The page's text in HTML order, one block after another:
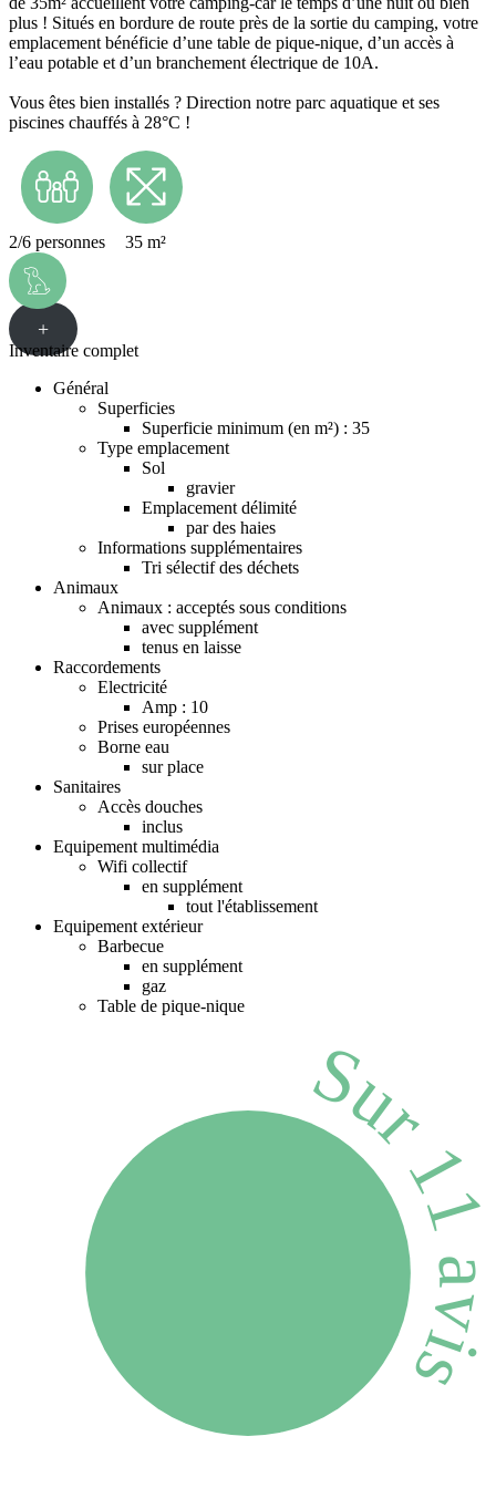
plus ! Situés en bordure de route près de la sortie du camping, votre
emplacement bénéficie d’une table de pique-nique, d’un accès à
l’eau potable et d’un branchement électrique de 10A.
Vous êtes bien installés ? Direction notre parc aquatique et ses
piscines chauffés à 28°C !
2/6 personnes 35 m²
+
Inventaire complet
Général
Superficies
Superficie minimum (en m²) : 35
Type emplacement
Sol
gravier
Emplacement délimité
par des haies
Informations supplémentaires
Tri sélectif des déchets
Animaux
Animaux : acceptés sous conditions
avec supplément
tenus en laisse
Raccordements
Electricité
Amp : 10
Prises européennes
Borne eau
sur place
Sanitaires
Accès douches
inclus
Equipement multimédia
Wifi collectif
en supplément
tout l'établissement
Equipement extérieur
Barbecue
en supplément
gaz
Table de pique-nique
Sur